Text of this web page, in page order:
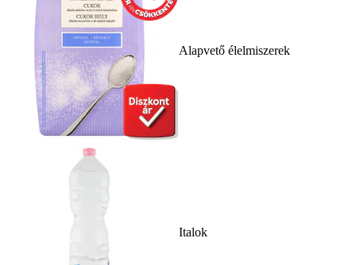
Alapvető élelmiszerek
Italok